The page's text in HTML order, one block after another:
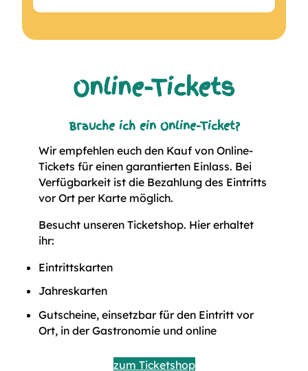
Online-Tickets
Brauche ich ein Online-Ticket?
Wir empfehlen euch den Kauf von Online-
Tickets für einen garantierten Einlass. Bei
Verfügbarkeit ist die Bezahlung des Eintritts
vor Ort per Karte möglich.
Besucht unseren Ticketshop. Hier erhaltet
ihr:
Eintrittskarten
Jahreskarten
Gutscheine, einsetzbar für den Eintritt vor
Ort, in der Gastronomie und online
zum Ticketshop